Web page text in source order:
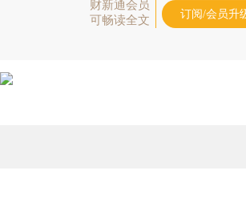
财新通会员
可畅读全文
订阅/会员升